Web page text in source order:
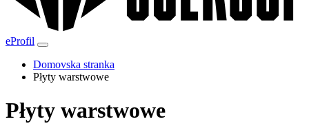
eProfil
Domovska stranka
Płyty warstwowe
Płyty warstwowe